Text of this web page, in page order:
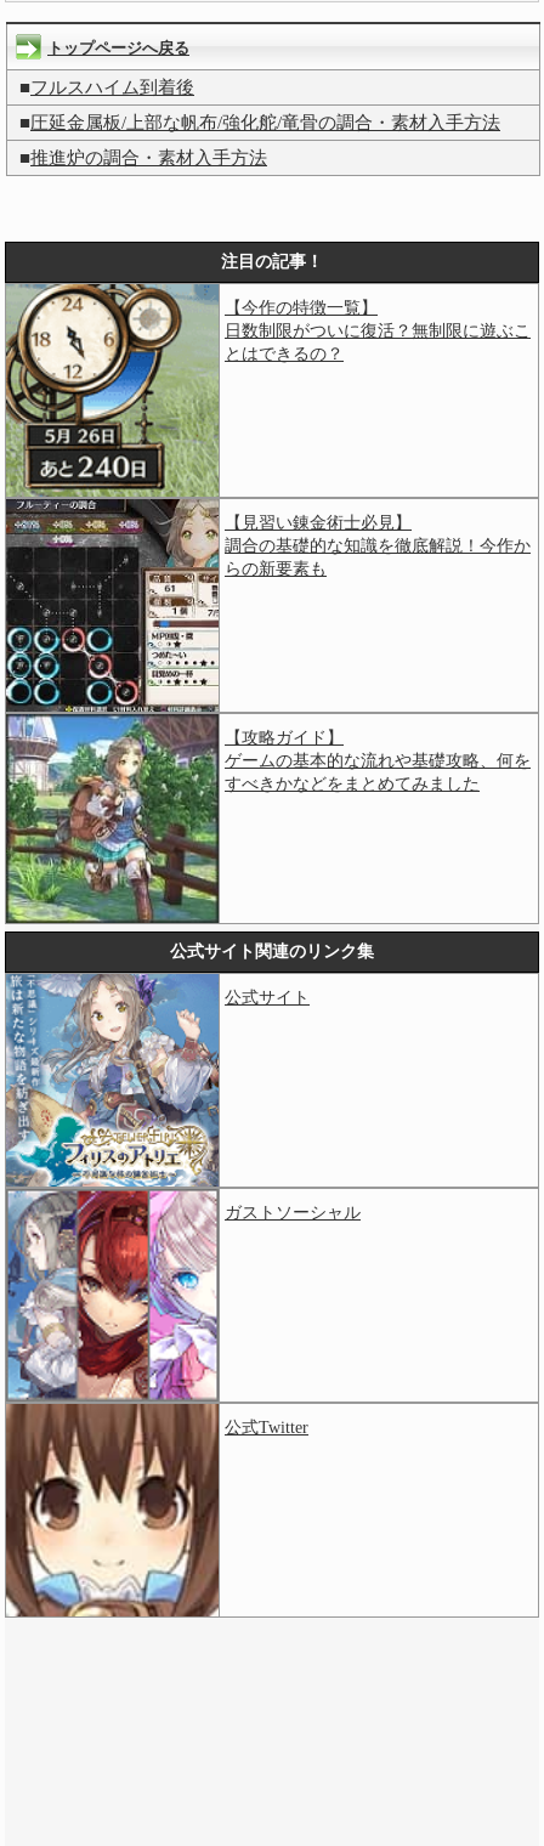
トップページへ戻る
■フルスハイム到着後
■圧延金属板/上部な帆布/強化舵/竜骨の調合・素材入手方法
■推進炉の調合・素材入手方法
注目の記事！
【今作の特徴一覧】
日数制限がついに復活？無制限に遊ぶこ
とはできるの？
【見習い錬金術士必見】
調合の基礎的な知識を徹底解説！今作か
らの新要素も
【攻略ガイド】
ゲームの基本的な流れや基礎攻略、何を
すべきかなどをまとめてみました
公式サイト関連のリンク集
公式サイト
ガストソーシャル
公式Twitter